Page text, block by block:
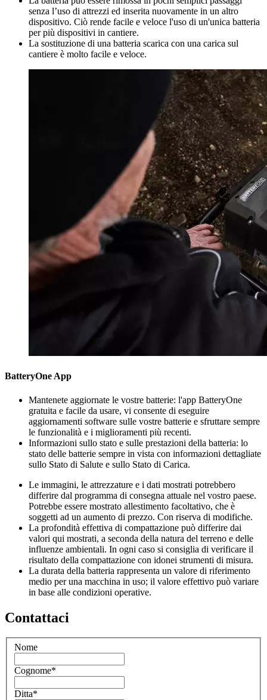
senza l’uso di attrezzi ed inserita nuovamente in un altro
dispositivo. Ciò rende facile e veloce l'uso di un'unica batteria
per più dispositivi in cantiere.
La sostituzione di una batteria scarica con una carica sul
cantiere è molto facile e veloce.
BatteryOne App
Mantenete aggiornate le vostre batterie: l'app BatteryOne
gratuita e facile da usare, vi consente di eseguire
aggiornamenti software sulle vostre batterie e sfruttare sempre
le funzionalità e i miglioramenti più recenti.
Informazioni sullo stato e sulle prestazioni della batteria: lo
stato delle batterie sempre in vista con informazioni dettagliate
sullo Stato di Salute e sullo Stato di Carica.
Le immagini, le attrezzature e i dati mostrati potrebbero
differire dal programma di consegna attuale nel vostro paese.
Potrebbe essere mostrato allestimento facoltativo, che è
soggetti ad un aumento di prezzo. Con riserva di modifiche.
La profondità effettiva di compattazione può differire dai
valori qui mostrati, a seconda della natura del terreno e delle
influenze ambientali. In ogni caso si consiglia di verificare il
risultato della compattazione con idonei strumenti di misura.
La durata della batteria rappresenta un valore di riferimento
medio per una macchina in uso; il valore effettivo può variare
in base alle condizioni operative.
Contattaci
Nome
Cognome*
Ditta*